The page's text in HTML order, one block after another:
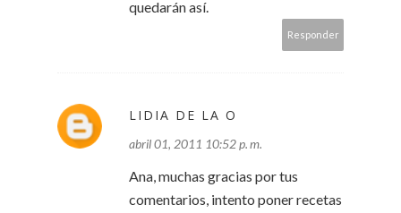
quedarán así.
Responder
LIDIA DE LA O
abril 01, 2011 10:52 p. m.
Ana, muchas gracias por tus
comentarios, intento poner recetas